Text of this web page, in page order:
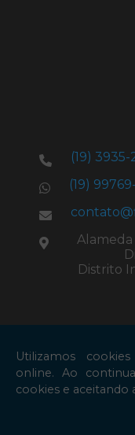
(19) 3935-
(19)
Alameda
Distrito
Copyright ©
W3C